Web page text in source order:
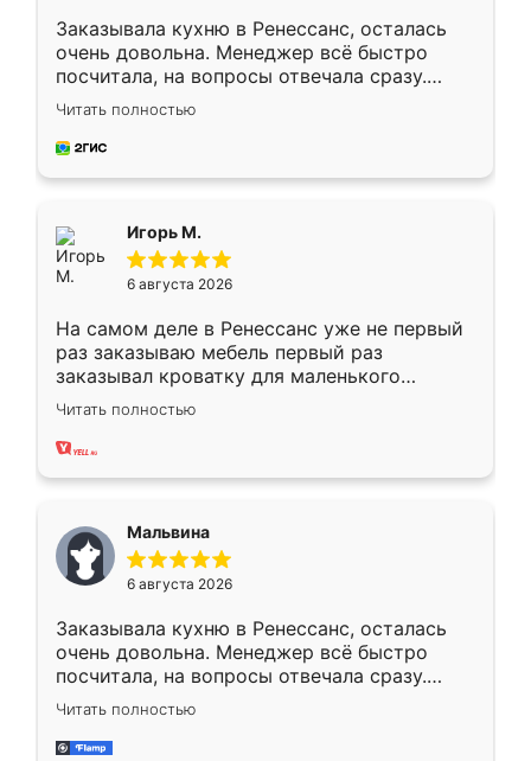
Заказывала кухню в Ренессанс, осталась
очень довольна. Менеджер всё быстро
посчитала, на вопросы отвечала сразу.
Замерщик приехал в субботу, подошёл к
делу со всей ответственностью. Собрали
за день, ребята работали аккуратно, даже
Читать полностью
Игорь М.
6 августа 2026
На самом деле в Ренессанс уже не первый
раз заказываю мебель первый раз
заказывал кроватку для маленького
ребёнка при его рождении ,во второй раз
заказал шкаф-купе. По качеству очень
хорошее сборка достаточно быстрая,
меньше, здесь же он более разнообразный.
Мне нравится ,если что-то потребуется из
мебели буду заказывать только здесь.
Читать полностью
Мальвина
6 августа 2026
Заказывала кухню в Ренессанс, осталась
очень довольна. Менеджер всё быстро
посчитала, на вопросы отвечала сразу.
Замерщик приехал в субботу, подошёл к
делу со всей ответственностью. Собрали
за день, ребята работали аккуратно, даже
Читать полностью